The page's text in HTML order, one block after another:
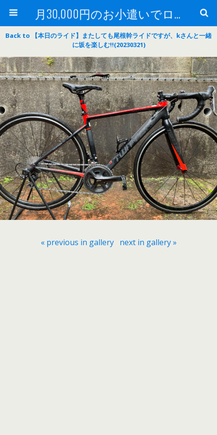
月30,000円のお小遣いでロードバイク
Back to 【本日のライド】またしても尾根幹ライドですが、kさんと一緒
に坂を楽しむ‼(20230321)
« previous in gallery next in gallery »